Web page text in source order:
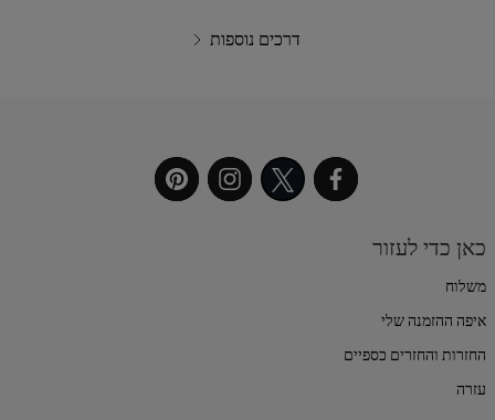
דרכים נוספות
כאן כדי לעזור
משלוח
איפה ההזמנה שלי
החזרות והחזרים כספיים
עזרה